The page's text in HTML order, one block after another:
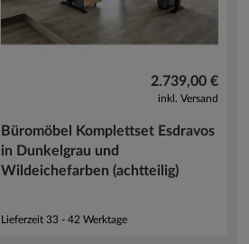
2.739,00 €
inkl. Versand
Büromöbel Komplettset Esdravos
in Dunkelgrau und
Wildeichefarben (achtteilig)
Lieferzeit 33 - 42 Werktage